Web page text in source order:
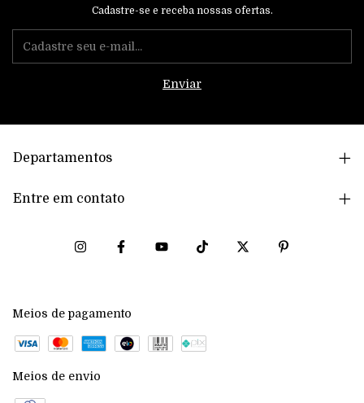
Cadastre-se e receba nossas ofertas.
Departamentos
Entre em contato
Meios de pagamento
Meios de envio